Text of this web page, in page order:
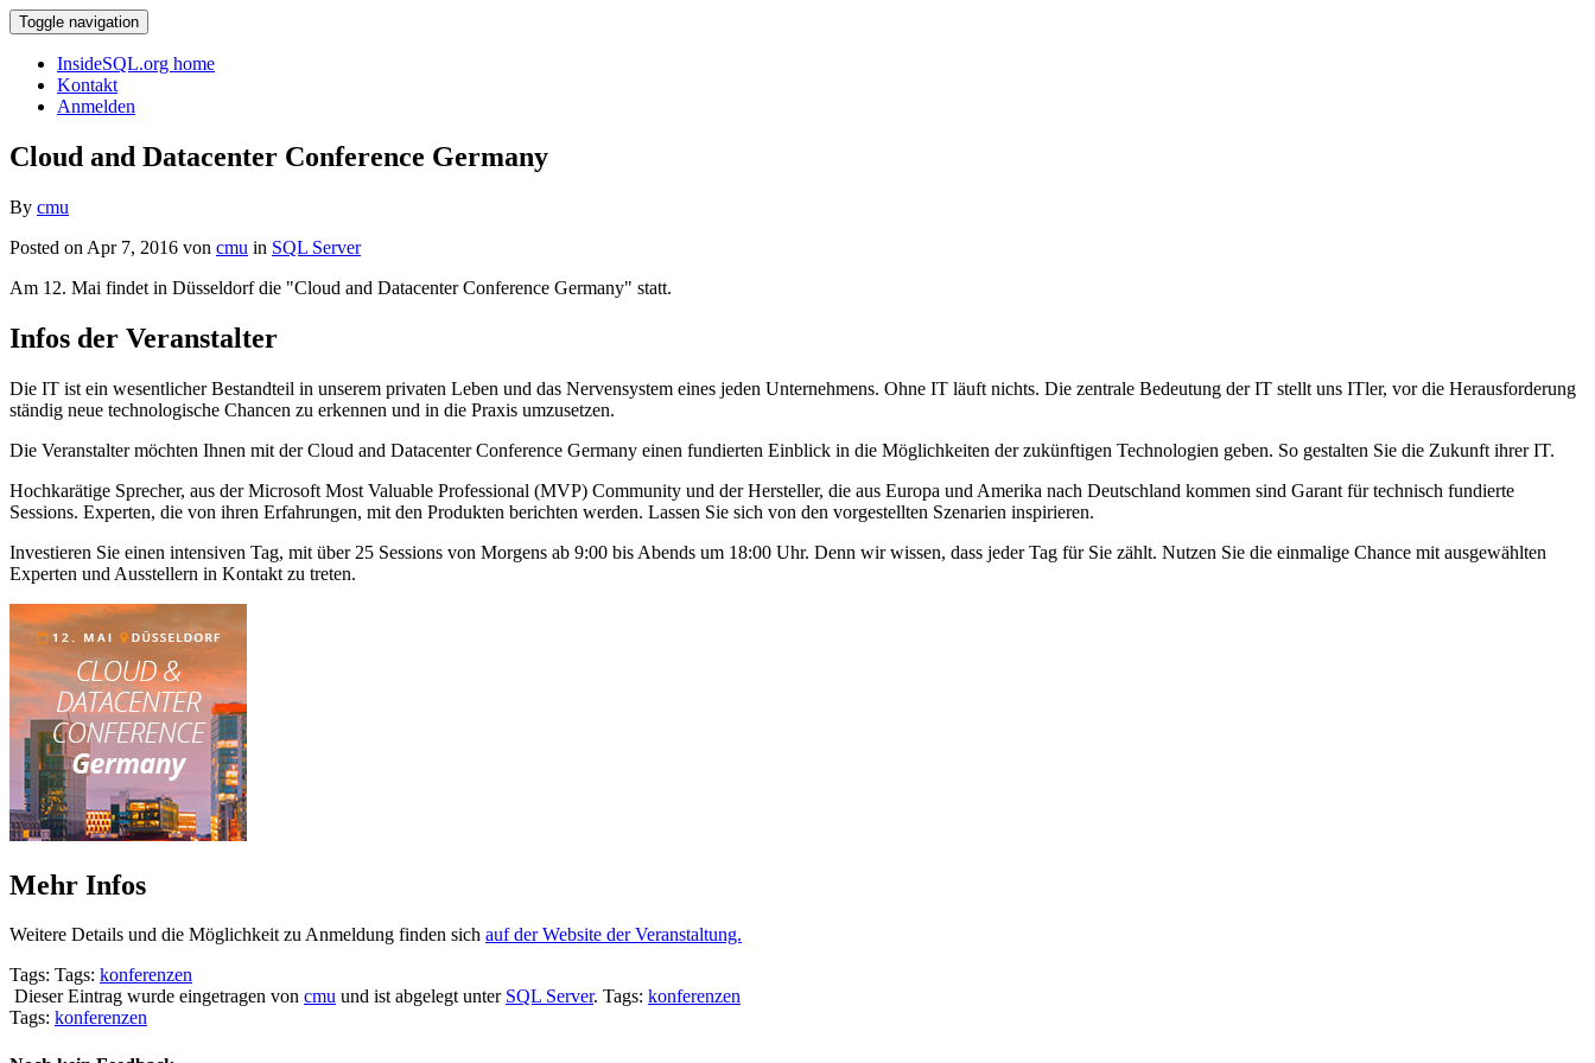
Toggle navigation
InsideSQL.org home
Kontakt
Anmelden
Cloud and Datacenter Conference Germany
By cmu
Posted on Apr 7, 2016 von cmu in SQL Server
Am 12. Mai findet in Düsseldorf die "Cloud and Datacenter Conference Germany" statt.
Infos der Veranstalter
Die IT ist ein wesentlicher Bestandteil in unserem privaten Leben und das Nervensystem eines jeden Unternehmens. Ohne IT läuft nichts. Die zentrale Bedeutung der IT stellt uns ITler, vor die Herausforderung
ständig neue technologische Chancen zu erkennen und in die Praxis umzusetzen.
Die Veranstalter möchten Ihnen mit der Cloud and Datacenter Conference Germany einen fundierten Einblick in die Möglichkeiten der zukünftigen Technologien geben. So gestalten Sie die Zukunft ihrer IT.
Hochkarätige Sprecher, aus der Microsoft Most Valuable Professional (MVP) Community und der Hersteller, die aus Europa und Amerika nach Deutschland kommen sind Garant für technisch fundierte
Sessions. Experten, die von ihren Erfahrungen, mit den Produkten berichten werden. Lassen Sie sich von den vorgestellten Szenarien inspirieren.
Investieren Sie einen intensiven Tag, mit über 25 Sessions von Morgens ab 9:00 bis Abends um 18:00 Uhr. Denn wir wissen, dass jeder Tag für Sie zählt. Nutzen Sie die einmalige Chance mit ausgewählten
Experten und Ausstellern in Kontakt zu treten.
Mehr Infos
Weitere Details und die Möglichkeit zu Anmeldung finden sich auf der Website der Veranstaltung.
Tags: Tags: konferenzen
Dieser Eintrag wurde eingetragen von cmu und ist abgelegt unter SQL Server. Tags: konferenzen
Tags: konferenzen